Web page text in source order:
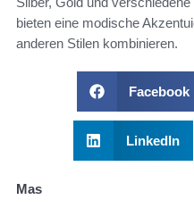
bieten eine modische
anderen Stilen kombinieren.
Facebook
LinkedIn
Mas